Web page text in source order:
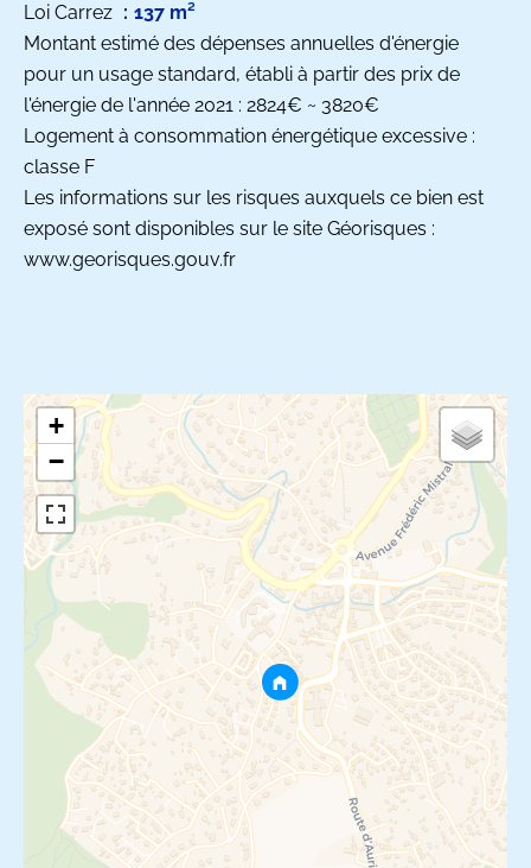
Loi Carrez
137 m²
Montant estimé des dépenses annuelles d'énergie
pour un usage standard, établi à partir des prix de
l'énergie de l'année 2021 : 2824€ ~ 3820€
Logement à consommation énergétique excessive :
classe F
Les informations sur les risques auxquels ce bien est
exposé sont disponibles sur le site Géorisques :
www.georisques.gouv.fr
+
−